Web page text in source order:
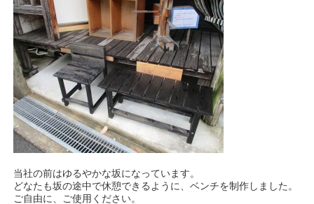
当社の前はゆるやかな坂になっています。
どなたも坂の途中で休憩できるように、ベンチを制作しました。
ご自由に、ご使用ください。